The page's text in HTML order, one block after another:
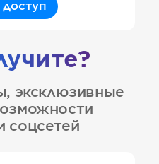
доступ
эксклюзивные
соцсетей